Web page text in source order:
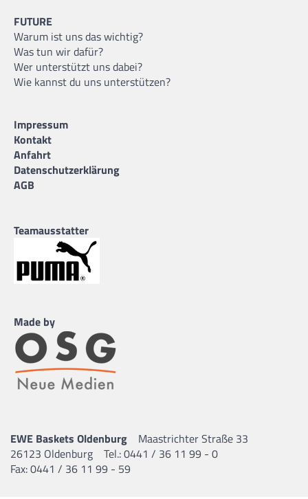
FUTURE
Warum ist uns das wichtig?
Was tun wir dafür?
Wer unterstützt uns dabei?
Wie kannst du uns unterstützen?
Impressum
Kontakt
Anfahrt
Datenschutzerklärung
AGB
Teamausstatter
Made by
EWE Baskets Oldenburg
Maastrichter Straße 33
26123 Oldenburg
Tel.: 0441 / 36 11 99 - 0
Fax: 0441 / 36 11 99 - 59